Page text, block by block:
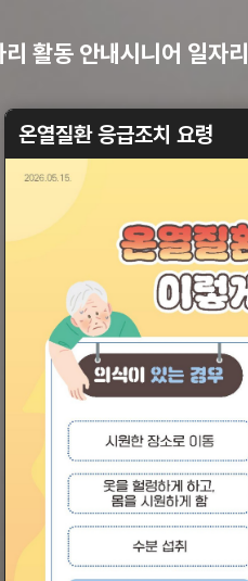
리 활동 안내시니어 일자리
온열질환 응급조치 요령